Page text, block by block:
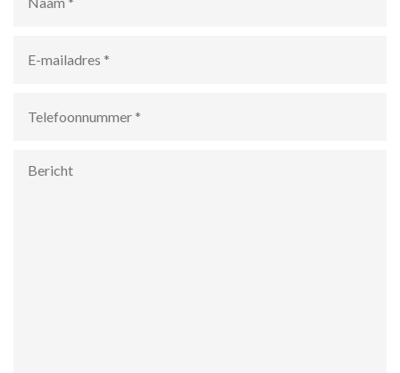
mailadres *